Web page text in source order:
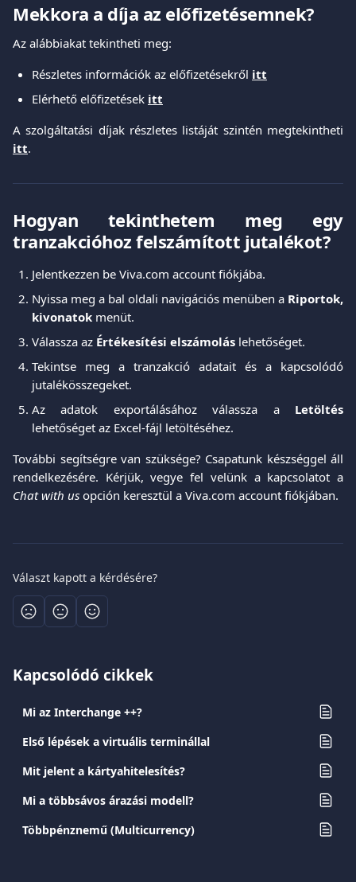
Mekkora a díja az előfizetésemnek?
Az alábbiakat tekintheti meg:
Részletes információk az előfizetésekről itt
Elérhető előfizetések itt
A szolgáltatási díjak részletes listáját szintén megtekintheti
itt.
Hogyan tekinthetem meg egy
tranzakcióhoz felszámított jutalékot?
Jelentkezzen be Viva.com account fiókjába.
Nyissa meg a bal oldali navigációs menüben a Riportok,
kivonatok menüt.
Válassza az Értékesítési elszámolás lehetőséget.
Tekintse meg a tranzakció adatait és a kapcsolódó
jutalékösszegeket.
Az adatok exportálásához válassza a Letöltés
lehetőséget az Excel-fájl letöltéséhez.
További segítségre van szüksége? Csapatunk készséggel áll
rendelkezésére. Kérjük, vegye fel velünk a kapcsolatot a
Chat with us opción keresztül a Viva.com account fiókjában.
Választ kapott a kérdésére?
Kapcsolódó cikkek
Mi az Interchange ++?
Első lépések a virtuális terminállal
Mit jelent a kártyahitelesítés?
Mi a többsávos árazási modell?
Többpénznemű (Multicurrency)